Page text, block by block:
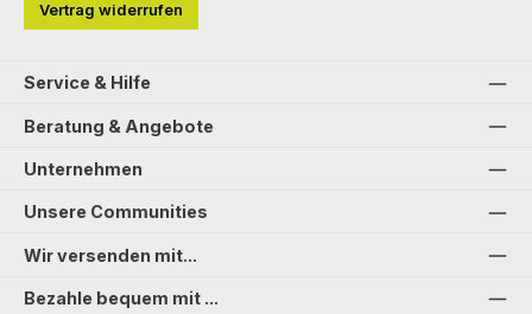
Vertrag widerrufen
Service & Hilfe
Beratung & Angebote
Unternehmen
Unsere Communities
Wir versenden mit...
Bezahle bequem mit ...